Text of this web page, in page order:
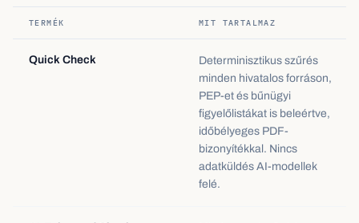
TERMÉK MIT TARTALMAZ
Quick Check
Determinisztikus szűrés
minden hivatalos forráson,
PEP-et és bűnügyi
figyelőlistákat is beleértve,
időbélyeges PDF-
bizonyítékkal. Nincs
adatküldés AI-modellek
felé.